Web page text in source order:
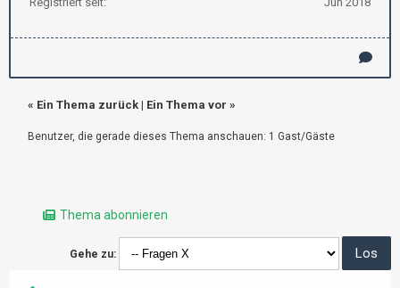
« Ein Thema zurück | Ein Thema vor »
Benutzer, die gerade dieses Thema anschauen: 1 Gast/Gäste
Thema abonnieren
Gehe zu: